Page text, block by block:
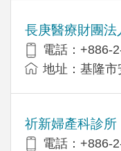
長庚醫療財團
電話：+886-
地址：基隆
祈新婦產科診所
電話：+886-